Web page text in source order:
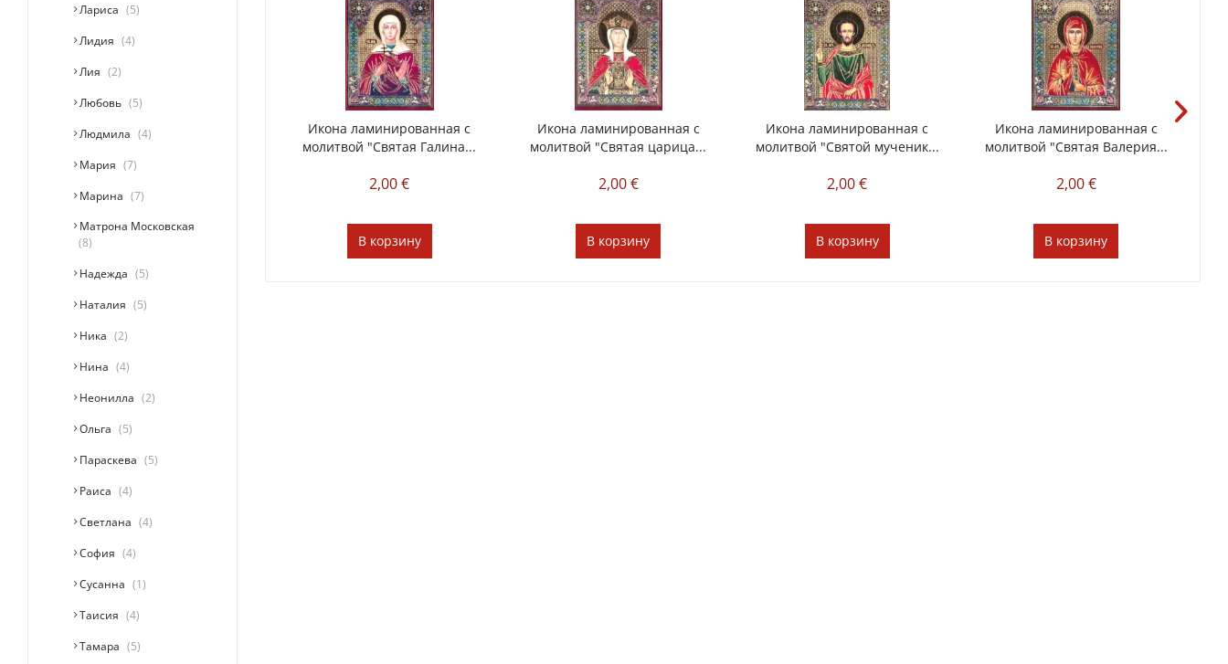
Лариса
5
Лидия
4
Лия
2
Любовь
5
Людмила
4
Мария
7
Марина
7
Матрона Московская
8
Надежда
5
Наталия
5
Ника
2
Нина
4
Неонилла
2
Ольга
5
Параскева
5
Раиса
4
Светлана
4
София
4
Сусанна
1
Таисия
4
Тамара
5
Икона ламинированная с
молитвой "Святая Галина...
2,00 €
В корзину
Икона ламинированная с
молитвой "Святая царица...
2,00 €
В корзину
Икона ламинированная с
молитвой "Святой мученик...
2,00 €
В корзину
Икона ламинированная с
молитвой "Святая Валерия...
2,00 €
В корзину